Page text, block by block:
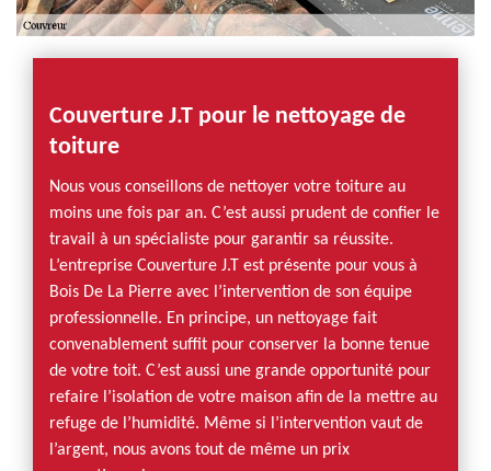
Couverture J.T pour le nettoyage de
toiture
Nous vous conseillons de nettoyer votre toiture au
moins une fois par an. C’est aussi prudent de confier le
travail à un spécialiste pour garantir sa réussite.
L’entreprise Couverture J.T est présente pour vous à
Bois De La Pierre avec l’intervention de son équipe
professionnelle. En principe, un nettoyage fait
convenablement suffit pour conserver la bonne tenue
de votre toit. C’est aussi une grande opportunité pour
refaire l’isolation de votre maison afin de la mettre au
refuge de l’humidité. Même si l’intervention vaut de
l’argent, nous avons tout de même un prix